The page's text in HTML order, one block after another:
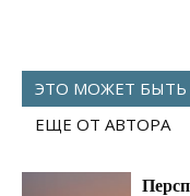
ЭТО МОЖЕТ БЫТЬ
ЕЩЕ ОТ АВТОРА